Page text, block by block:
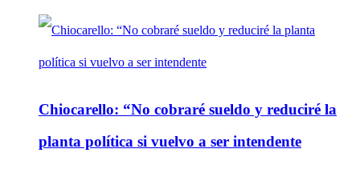
Chiocarello: “No cobraré sueldo y reduciré la
planta política si vuelvo a ser intendente